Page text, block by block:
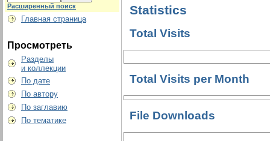
Расширенный поиск
Главная страница
Просмотреть
Разделы
и коллекции
По дате
По автору
По заглавию
По тематике
Statistics
Total Visits
Total Visits per Month
File Downloads